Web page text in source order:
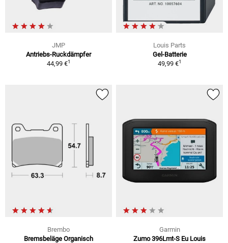
JMP
Antriebs-Ruckdämpfer
44,99 €1
Louis Parts
Gel-Batterie
49,99 €1
Brembo
Bremsbeläge Organisch
Garmin
Zumo 396Lmt-S Eu Louis